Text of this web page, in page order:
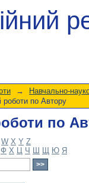
по
→
Навчально-
роботи по Автору
по
W X Y Z
Ф Х Ц Ч Ш Щ Ю Я